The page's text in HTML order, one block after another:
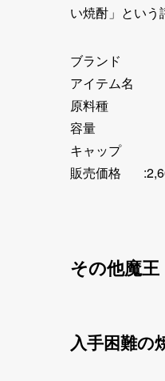
い焼酎」という
ブランド
アイテム名
原料種 ：
容量 ：
キャップ
販売価格
その他魔
入手困難の